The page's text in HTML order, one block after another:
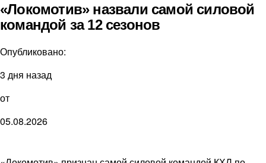
«Локомотив» назвали самой силовой
командой за 12 сезонов
Опубликовано:
3 дня назад
от
05.08.2026